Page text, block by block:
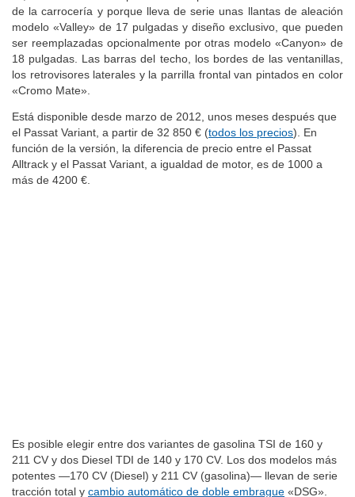
—, unas molduras de plástico en la parte inferior de los laterales
de la carrocería y porque lleva de serie unas llantas de aleación
modelo «Valley» de 17 pulgadas y diseño exclusivo, que pueden
ser reemplazadas opcionalmente por otras modelo «Canyon» de
18 pulgadas. Las barras del techo, los bordes de las ventanillas,
los retrovisores laterales y la parrilla frontal van pintados en color
Está disponible desde marzo de 2012, unos meses después que
el Passat Variant, a partir de 32 850 € (todos los precios). En
función de la versión, la diferencia de precio entre el Passat
Alltrack y el Passat Variant, a igualdad de motor, es de 1000 a
Es posible elegir entre dos variantes de gasolina TSI de 160 y
211 CV y dos Diesel TDI de 140 y 170 CV. Los dos modelos más
potentes —170 CV (Diesel) y 211 CV (gasolina)— llevan de serie